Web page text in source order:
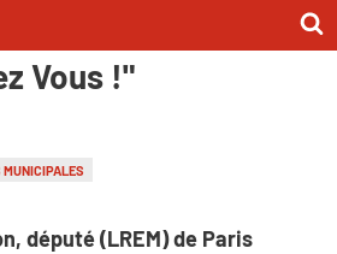
l'a dit dans
Vous !"
MUNICIPALES
député (LREM) de Paris